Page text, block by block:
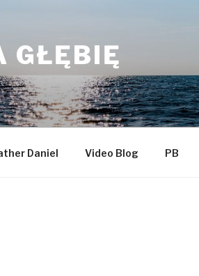
GŁĘBIĘ
Daniel Video Blog PB